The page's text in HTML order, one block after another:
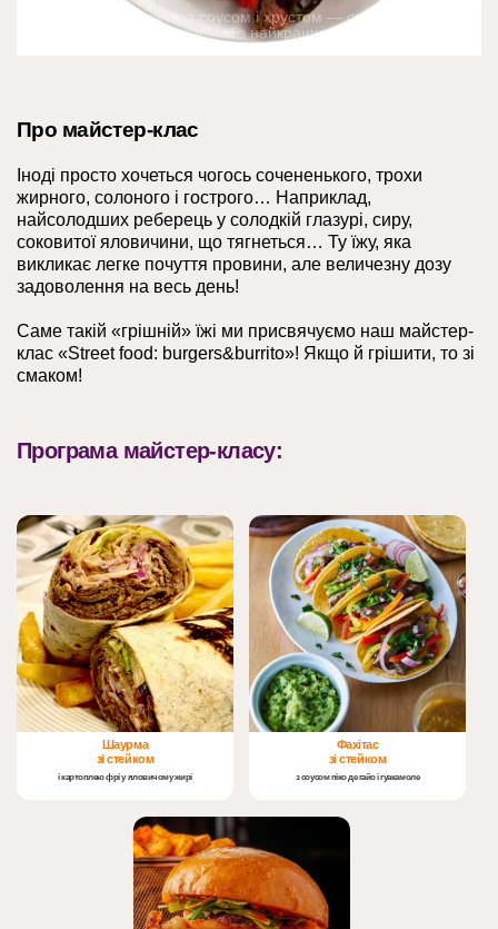
Яскраво, гаряче, з соусом і хрустом — справжня
атмосфера вуличної їжі з найкращих фудкортів світу!
Про майстер-клас
Іноді просто хочеться чогось сочененького, трохи
жирного, солоного і гострого… Наприклад,
найсолодших реберець у солодкій глазурі, сиру,
соковитої яловичини, що тягнеться… Ту їжу, яка
викликає легке почуття провини, але величезну дозу
задоволення на весь день!
Саме такій «грішній» їжі ми присвячуємо наш майстер-
клас «Street food: burgers&burrito»! Якщо й грішити, то зі
смаком!
Програма майстер-класу:
Шаурма
зі стейком
і картоплею фрі у яловичому жирі
Фахітас
зі стейком
з соусом піко де гайо і гуакамоле